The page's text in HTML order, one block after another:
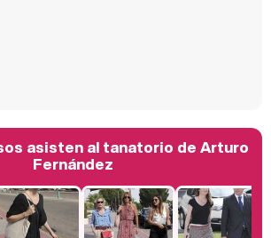
Belén Esteban: "Estoy emocionada, muy contenta y muy feliz por llegar a RTVE"
asisten al tanatorio de Arturo
Fernández